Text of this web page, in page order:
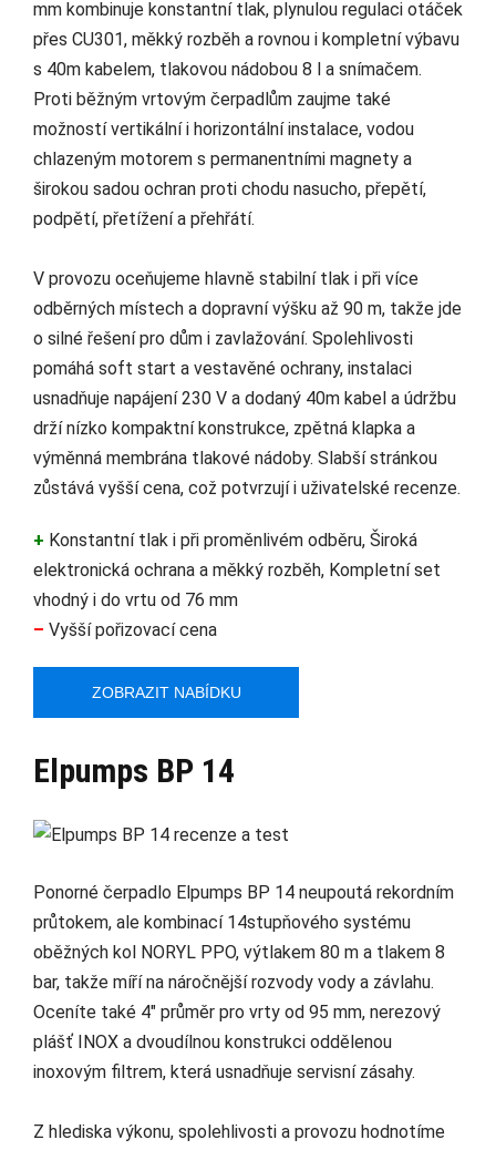
mm kombinuje konstantní tlak, plynulou regulaci otáček
přes CU301, měkký rozběh a rovnou i kompletní výbavu
s 40m kabelem, tlakovou nádobou 8 l a snímačem.
Proti běžným vrtovým čerpadlům zaujme také
možností vertikální i horizontální instalace, vodou
chlazeným motorem s permanentními magnety a
širokou sadou ochran proti chodu nasucho, přepětí,
podpětí, přetížení a přehřátí.
V provozu oceňujeme hlavně stabilní tlak i při více
odběrných místech a dopravní výšku až 90 m, takže jde
o silné řešení pro dům i zavlažování. Spolehlivosti
pomáhá soft start a vestavěné ochrany, instalaci
usnadňuje napájení 230 V a dodaný 40m kabel a údržbu
drží nízko kompaktní konstrukce, zpětná klapka a
výměnná membrána tlakové nádoby. Slabší stránkou
zůstává vyšší cena, což potvrzují i uživatelské recenze.
+ Konstantní tlak i při proměnlivém odběru, Široká
elektronická ochrana a měkký rozběh, Kompletní set
vhodný i do vrtu od 76 mm
– Vyšší pořizovací cena
ZOBRAZIT NABÍDKU
Elpumps BP 14
Ponorné čerpadlo Elpumps BP 14 neupoutá rekordním
průtokem, ale kombinací 14stupňového systému
oběžných kol NORYL PPO, výtlakem 80 m a tlakem 8
bar, takže míří na náročnější rozvody vody a závlahu.
Oceníte také 4" průměr pro vrty od 95 mm, nerezový
plášť INOX a dvoudílnou konstrukci oddělenou
inoxovým filtrem, která usnadňuje servisní zásahy.
Z hlediska výkonu, spolehlivosti a provozu hodnotíme